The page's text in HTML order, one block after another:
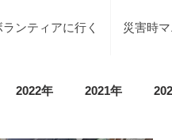
ランティアに行く 災害時
2022年 2021年